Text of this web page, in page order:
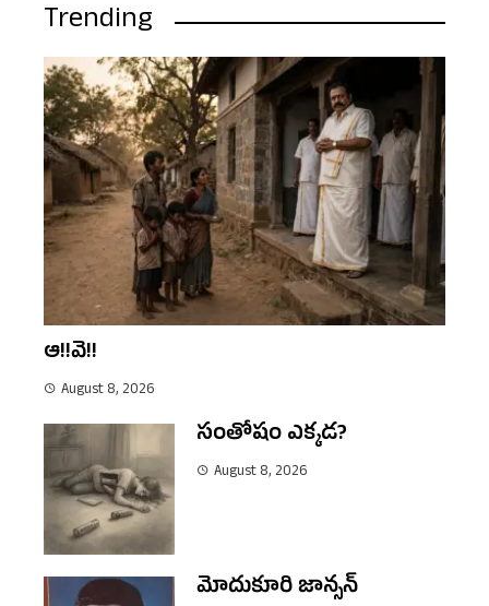
Trending
ఆ!!వె!!
August 8, 2026
సంతోషం ఎక్కడ?
August 8, 2026
మోదుకూరి జాన్సన్